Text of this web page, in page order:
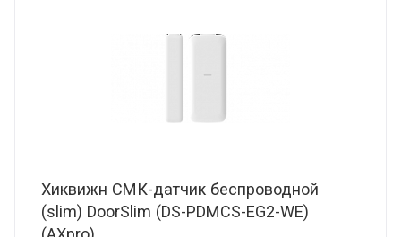
Хиквижн СМК-датчик беспроводной
(slim) DoorSlim (DS-PDMCS-EG2-WE)